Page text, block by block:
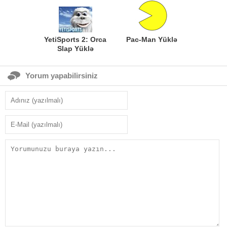
YetiSports 2: Orca
Slap Yüklə
Pac-Man Yüklə
Yorum yapabilirsiniz